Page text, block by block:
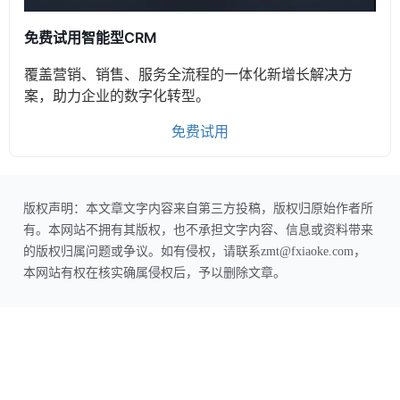
免费试用智能型CRM
覆盖营销、销售、服务全流程的一体化新增长解决方
案，助力企业的数字化转型。
免费试用
版权声明：本文章文字内容来自第三方投稿，版权归原始作者所
有。本网站不拥有其版权，也不承担文字内容、信息或资料带来
的版权归属问题或争议。如有侵权，请联系zmt@fxiaoke.com，
本网站有权在核实确属侵权后，予以删除文章。